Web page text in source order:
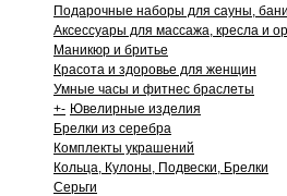
Подарочные наборы для сауны,
Аксессуары для массажа, кресла и
Маникюр и бритье
Красота и здоровье для женщин
Умные часы и фитнес браслеты
+- Ювелирные изделия
Брелки из серебра
Комплекты украшений
Кольца, Кулоны, Подвески, Брелки
Серьги